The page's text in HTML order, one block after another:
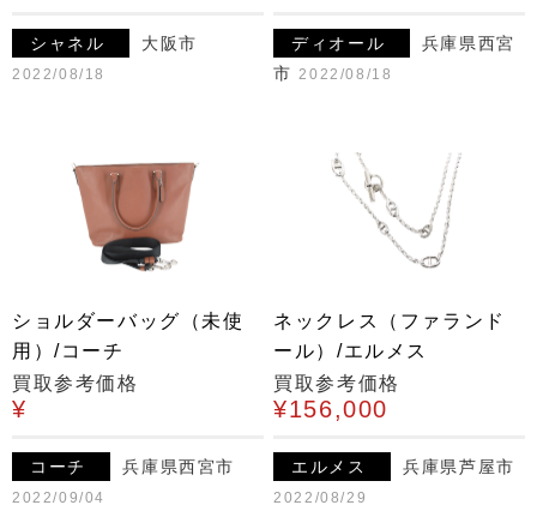
シャネル 大阪市
2022/08/18
ディオール
兵庫県西宮
市 2022/08/18
ショルダーバッグ（未使
用）/コーチ
買取参考価格
¥
コーチ 兵庫県西宮市
2022/09/04
ネックレス（ファランド
ール）/エルメス
買取参考価格
¥156,000
エルメス 兵庫県芦屋市
2022/08/29